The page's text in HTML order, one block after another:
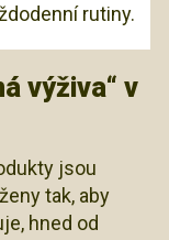
rutiny.
výživa“ v
jsou
tak, aby
hned od